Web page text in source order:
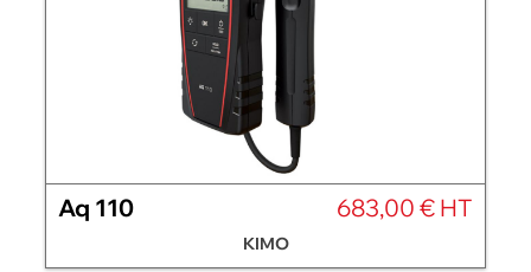
Aq 110 683,00 € HT
KIMO